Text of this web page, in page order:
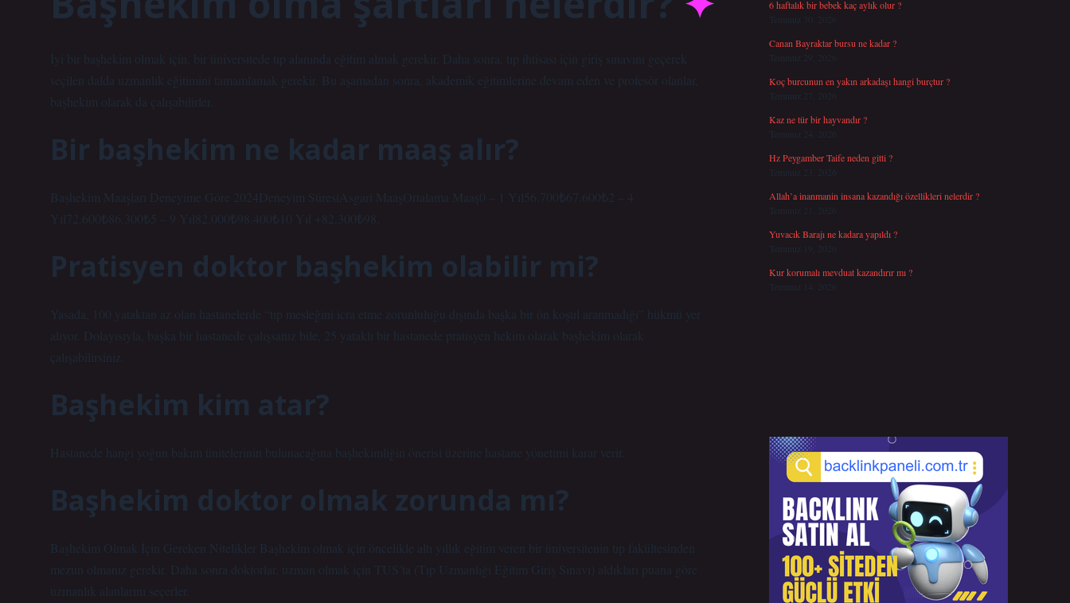
İyi bir başhekim olmak için, bir üniversitede tıp alanında eğitim almak gerekir. Daha sonra, tıp ihtisası için giriş sınavını geçerek
seçilen dalda uzmanlık eğitimini tamamlamak gerekir. Bu aşamadan sonra, akademik eğitimlerine devam eden ve profesör olanlar,
başhekim olarak da çalışabilirler.
Bir başhekim ne kadar maaş alır?
Başhekim Maaşları Deneyime Göre 2024Deneyim SüresiAsgari MaaşOrtalama Maaş0 – 1 Yıl56.700₺67.600₺2 – 4
Yıl72.600₺86.300₺5 – 9 Yıl82.000₺98.400₺10 Yıl +82.300₺98.
Pratisyen doktor başhekim olabilir mi?
Yasada, 100 yataktan az olan hastanelerde “tıp mesleğini icra etme zorunluluğu dışında başka bir ön koşul aranmadığı” hükmü yer
alıyor. Dolayısıyla, başka bir hastanede çalışsanız bile, 25 yataklı bir hastanede pratisyen hekim olarak başhekim olarak
çalışabilirsiniz.
Başhekim kim atar?
Hastanede hangi yoğun bakım ünitelerinin bulunacağına başhekimliğin önerisi üzerine hastane yönetimi karar verir.
Başhekim doktor olmak zorunda mı?
Başhekim Olmak İçin Gereken Nitelikler Başhekim olmak için öncelikle altı yıllık eğitim veren bir üniversitenin tıp fakültesinden
mezun olmanız gerekir. Daha sonra doktorlar, uzman olmak için TUS’ta (Tıp Uzmanlığı Eğitim Giriş Sınavı) aldıkları puana göre
uzmanlık alanlarını seçerler.
6 haftalık bir bebek kaç aylık olur ?
Temmuz 30, 2026
Canan Bayraktar bursu ne kadar ?
Temmuz 29, 2026
Koç burcunun en yakın arkadaşı hangi burçtur ?
Temmuz 27, 2026
Kaz ne tür bir hayvandır ?
Temmuz 24, 2026
Hz Peygamber Taife neden gitti ?
Temmuz 23, 2026
Allah’a inanmanin insana kazandığı özellikleri nelerdir ?
Temmuz 21, 2026
Yuvacık Barajı ne kadara yapıldı ?
Temmuz 19, 2026
Kur korumalı mevduat kazandırır mı ?
Temmuz 14, 2026